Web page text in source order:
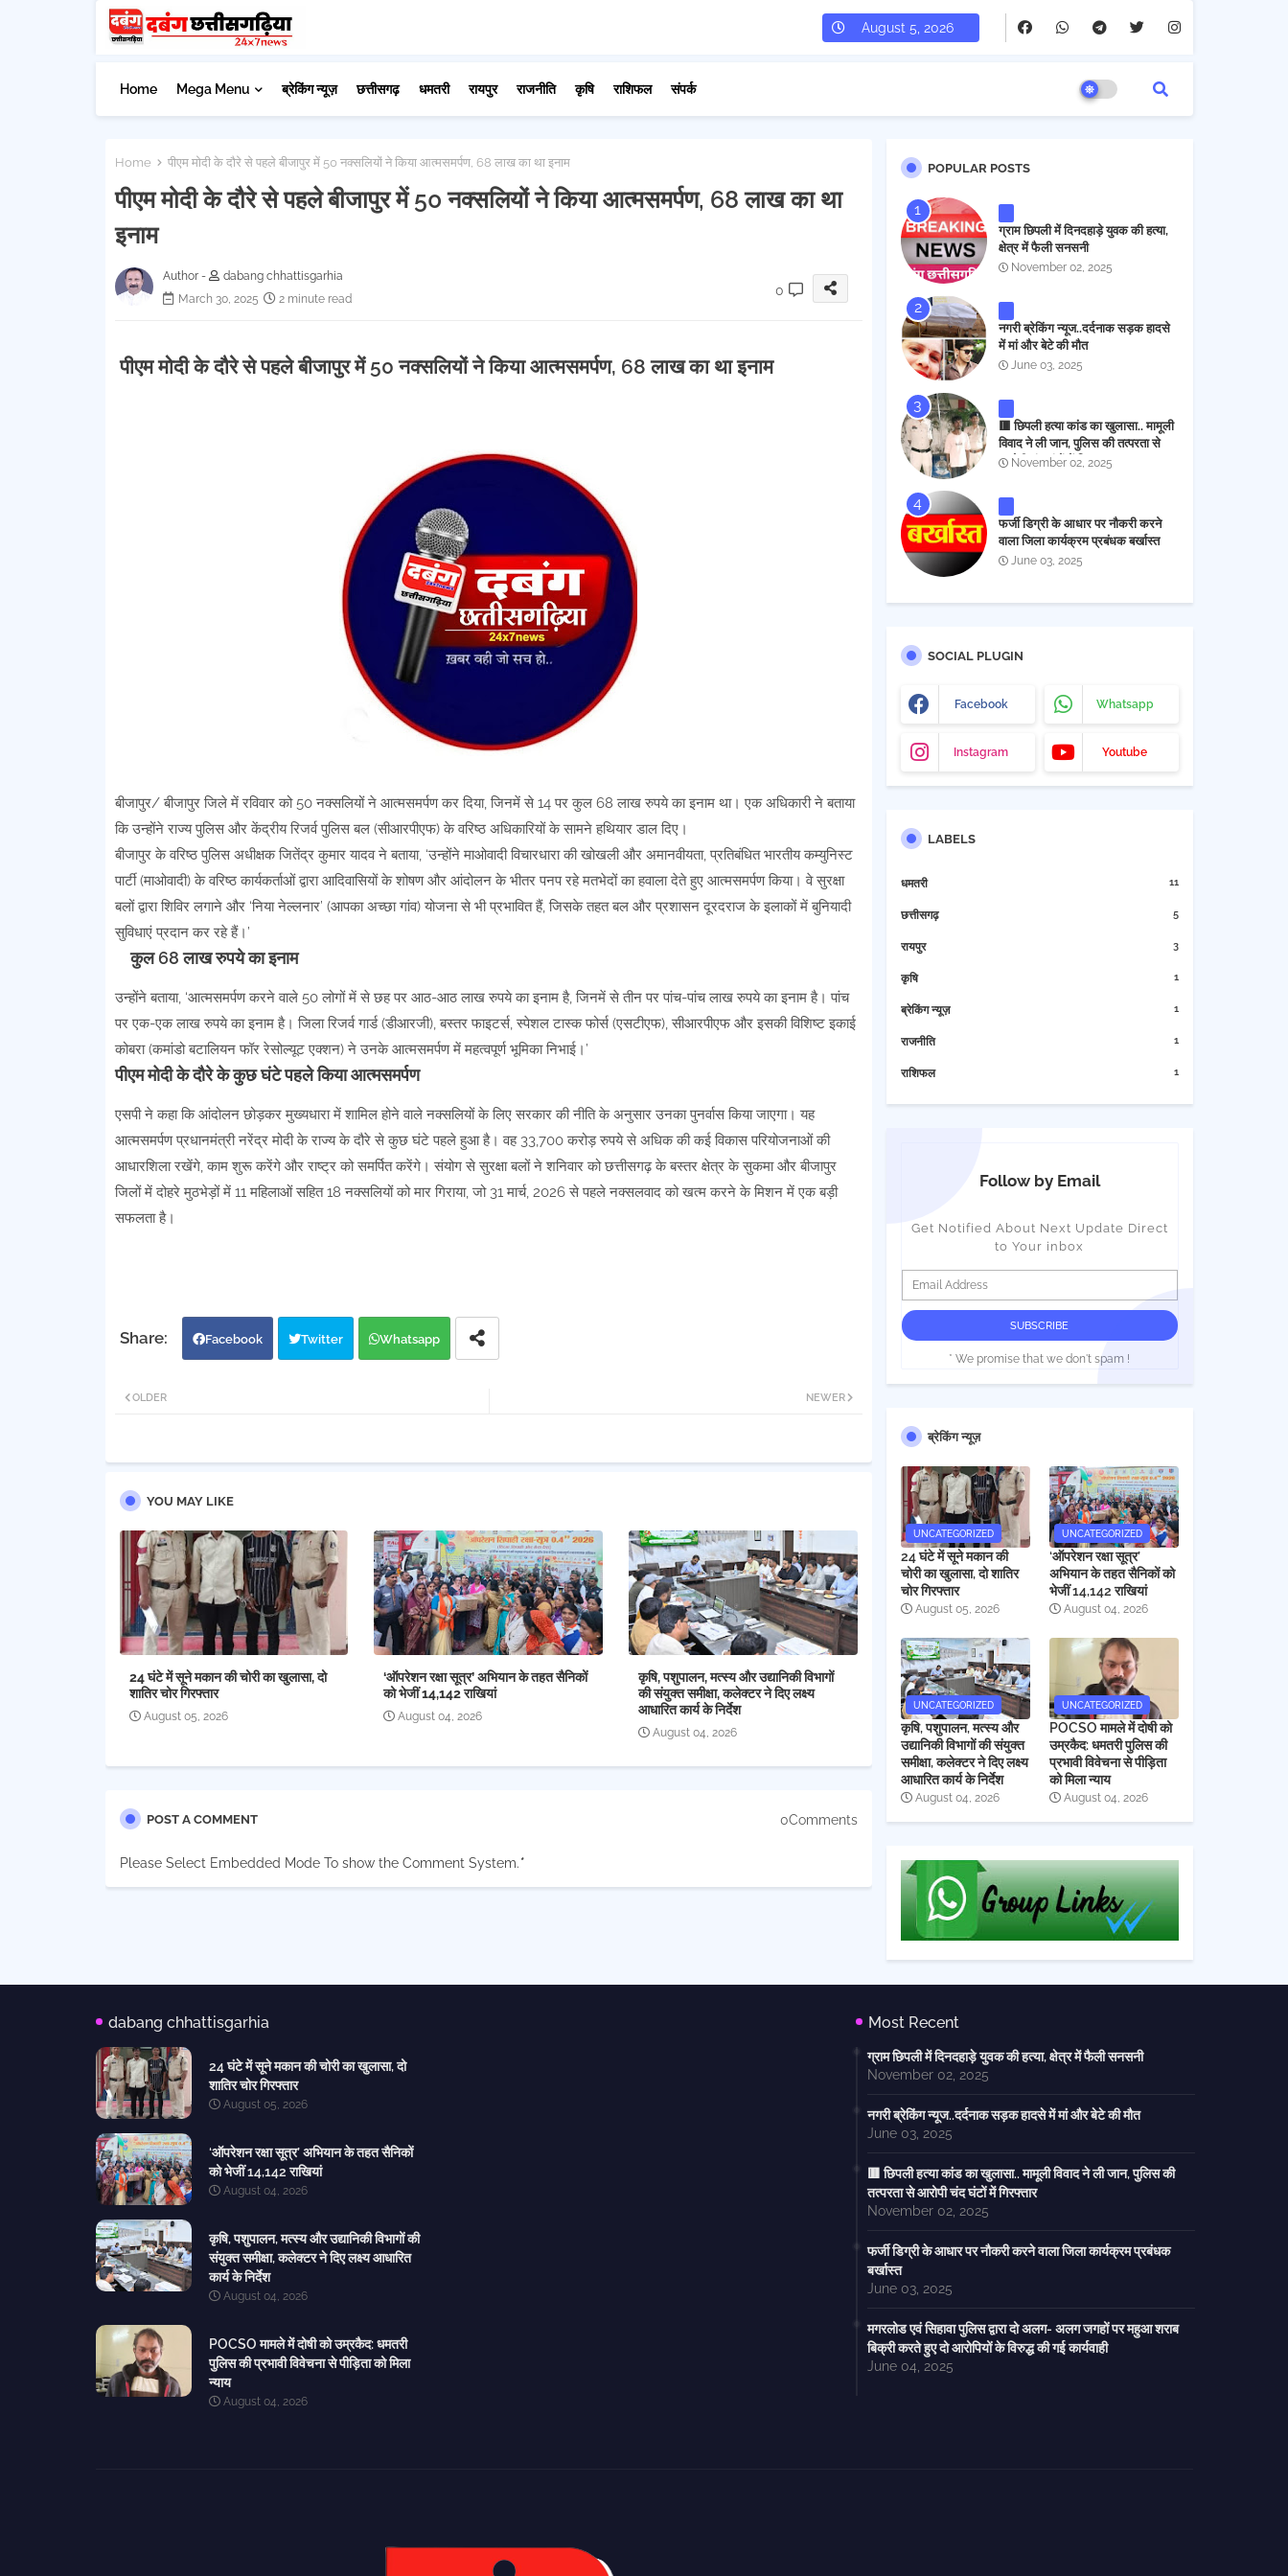
August 5, 2026
Home Mega Menu ब्रेकिंग न्यूज़ छत्तीसगढ़ धमतरी रायपुर राजनीति कृषि राशिफल संपर्क
Home पीएम मोदी के दौरे से पहले बीजापुर में 50 नक्सलियों ने किया आत्मसमर्पण, 68 लाख का था इनाम
पीएम मोदी के दौरे से पहले बीजापुर में 50 नक्सलियों ने किया आत्मसमर्पण, 68 लाख का था
इनाम
Author -
dabang chhattisgarhia
March 30, 2025
2 minute read
0
पीएम मोदी के दौरे से पहले बीजापुर में 50 नक्सलियों ने किया आत्मसमर्पण, 68 लाख का था इनाम
बीजापुर/ बीजापुर जिले में रविवार को 50 नक्सलियों ने आत्मसमर्पण कर दिया, जिनमें से 14 पर कुल 68 लाख रुपये का इनाम था। एक अधिकारी ने बताया
कि उन्होंने राज्य पुलिस और केंद्रीय रिजर्व पुलिस बल (सीआरपीएफ) के वरिष्ठ अधिकारियों के सामने हथियार डाल दिए।
बीजापुर के वरिष्ठ पुलिस अधीक्षक जितेंद्र कुमार यादव ने बताया, ‘उन्होंने माओवादी विचारधारा की खोखली और अमानवीयता, प्रतिबंधित भारतीय कम्युनिस्ट
पार्टी (माओवादी) के वरिष्ठ कार्यकर्ताओं द्वारा आदिवासियों के शोषण और आंदोलन के भीतर पनप रहे मतभेदों का हवाला देते हुए आत्मसमर्पण किया। वे सुरक्षा
बलों द्वारा शिविर लगाने और ‘निया नेल्लनार’ (आपका अच्छा गांव) योजना से भी प्रभावित हैं, जिसके तहत बल और प्रशासन दूरदराज के इलाकों में बुनियादी
सुविधाएं प्रदान कर रहे हैं।’
कुल 68 लाख रुपये का इनाम
उन्होंने बताया, ‘आत्मसमर्पण करने वाले 50 लोगों में से छह पर आठ-आठ लाख रुपये का इनाम है, जिनमें से तीन पर पांच-पांच लाख रुपये का इनाम है। पांच
पर एक-एक लाख रुपये का इनाम है। जिला रिजर्व गार्ड (डीआरजी), बस्तर फाइटर्स, स्पेशल टास्क फोर्स (एसटीएफ), सीआरपीएफ और इसकी विशिष्ट इकाई
कोबरा (कमांडो बटालियन फॉर रेसोल्यूट एक्शन) ने उनके आत्मसमर्पण में महत्वपूर्ण भूमिका निभाई।’
पीएम मोदी के दौरे के कुछ घंटे पहले किया आत्मसमर्पण
एसपी ने कहा कि आंदोलन छोड़कर मुख्यधारा में शामिल होने वाले नक्सलियों के लिए सरकार की नीति के अनुसार उनका पुनर्वास किया जाएगा। यह
आत्मसमर्पण प्रधानमंत्री नरेंद्र मोदी के राज्य के दौरे से कुछ घंटे पहले हुआ है। वह 33,700 करोड़ रुपये से अधिक की कई विकास परियोजनाओं की
आधारशिला रखेंगे, काम शुरू करेंगे और राष्ट्र को समर्पित करेंगे। संयोग से सुरक्षा बलों ने शनिवार को छत्तीसगढ़ के बस्तर क्षेत्र के सुकमा और बीजापुर
जिलों में दोहरे मुठभेड़ों में 11 महिलाओं सहित 18 नक्सलियों को मार गिराया, जो 31 मार्च, 2026 से पहले नक्सलवाद को खत्म करने के मिशन में एक बड़ी
सफलता है।
Facebook Twitter Whatsapp
NEWER
OLDER
YOU MAY LIKE
24 घंटे में सूने मकान की चोरी का खुलासा, दो
शातिर चोर गिरफ्तार
August 05, 2026
‘ऑपरेशन रक्षा सूत्र’ अभियान के तहत सैनिकों
को भेजीं 14,142 राखियां
August 04, 2026
कृषि, पशुपालन, मत्स्य और उद्यानिकी विभागों
की संयुक्त समीक्षा, कलेक्टर ने दिए लक्ष्य
आधारित कार्य के निर्देश
August 04, 2026
POST A COMMENT 0Comments
Please Select Embedded Mode To show the Comment System.*
POPULAR POSTS
ग्राम छिपली में दिनदहाड़े युवक की हत्या,
क्षेत्र में फैली सनसनी
November 02, 2025
नगरी ब्रेकिंग न्यूज..दर्दनाक सड़क हादसे
में मां और बेटे की मौत
June 03, 2025
🟥 छिपली हत्या कांड का खुलासा.. मामूली
विवाद ने ली जान, पुलिस की तत्परता से
आरोपी चंद घंटों में गिरफ्तार
November 02, 2025
फर्जी डिग्री के आधार पर नौकरी करने
वाला जिला कार्यक्रम प्रबंधक बर्खास्त
June 03, 2025
SOCIAL PLUGIN
Facebook Whatsapp
Instagram Youtube
LABELS
धमतरी 11
छत्तीसगढ़ 5
रायपुर 3
कृषि 1
ब्रेकिंग न्यूज़ 1
राजनीति 1
राशिफल 1
Follow by Email
Get Notified About Next Update Direct
to Your inbox
* We promise that we don't spam !
ब्रेकिंग न्यूज़
UNCATEGORIZED
24 घंटे में सूने मकान की
चोरी का खुलासा, दो शातिर
चोर गिरफ्तार
August 05, 2026
UNCATEGORIZED
‘ऑपरेशन रक्षा सूत्र’
अभियान के तहत सैनिकों को
भेजीं 14,142 राखियां
August 04, 2026
UNCATEGORIZED
कृषि, पशुपालन, मत्स्य और
उद्यानिकी विभागों की संयुक्त
समीक्षा, कलेक्टर ने दिए लक्ष्य
आधारित कार्य के निर्देश
August 04, 2026
UNCATEGORIZED
POCSO मामले में दोषी को
उम्रकैद: धमतरी पुलिस की
प्रभावी विवेचना से पीड़िता
को मिला न्याय
August 04, 2026
dabang chhattisgarhia
24 घंटे में सूने मकान की चोरी का खुलासा, दो
शातिर चोर गिरफ्तार
August 05, 2026
‘ऑपरेशन रक्षा सूत्र’ अभियान के तहत सैनिकों
को भेजीं 14,142 राखियां
August 04, 2026
कृषि, पशुपालन, मत्स्य और उद्यानिकी विभागों की
संयुक्त समीक्षा, कलेक्टर ने दिए लक्ष्य आधारित
कार्य के निर्देश
August 04, 2026
POCSO मामले में दोषी को उम्रकैद: धमतरी
पुलिस की प्रभावी विवेचना से पीड़िता को मिला
न्याय
August 04, 2026
Most Recent
ग्राम छिपली में दिनदहाड़े युवक की हत्या, क्षेत्र में फैली सनसनी
November 02, 2025
नगरी ब्रेकिंग न्यूज..दर्दनाक सड़क हादसे में मां और बेटे की मौत
June 03, 2025
🟥 छिपली हत्या कांड का खुलासा.. मामूली विवाद ने ली जान, पुलिस की
तत्परता से आरोपी चंद घंटों में गिरफ्तार
November 02, 2025
फर्जी डिग्री के आधार पर नौकरी करने वाला जिला कार्यक्रम प्रबंधक
बर्खास्त
June 03, 2025
मगरलोड एवं सिहावा पुलिस द्वारा दो अलग- अलग जगहों पर महुआ शराब
बिक्री करते हुए दो आरोपियों के विरुद्ध की गई कार्यवाही
June 04, 2025